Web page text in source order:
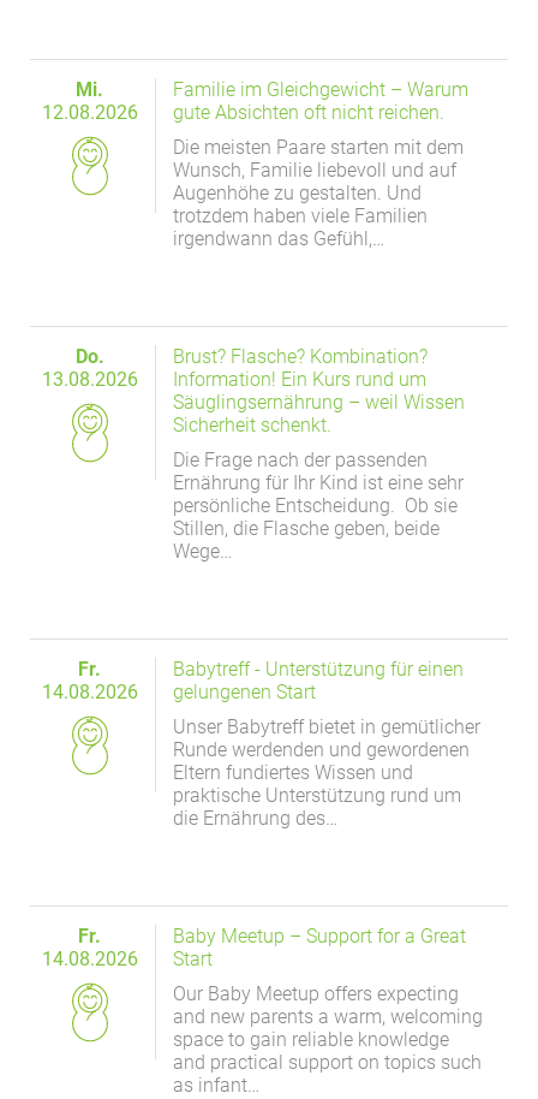
Mi.
12.08.2026
Familie im Gleichgewicht – Warum
gute Absichten oft nicht reichen.
Die meisten Paare starten mit dem
Wunsch, Familie liebevoll und auf
Augenhöhe zu gestalten. Und
trotzdem haben viele Familien
irgendwann das Gefühl,…
Do.
13.08.2026
Brust? Flasche? Kombination?
Information! Ein Kurs rund um
Säuglingsernährung – weil Wissen
Sicherheit schenkt.
Die Frage nach der passenden
Ernährung für Ihr Kind ist eine sehr
persönliche Entscheidung. Ob sie
Stillen, die Flasche geben, beide
Wege…
Fr.
14.08.2026
Babytreff - Unterstützung für einen
gelungenen Start
Unser Babytreff bietet in gemütlicher
Runde werdenden und gewordenen
Eltern fundiertes Wissen und
praktische Unterstützung rund um
die Ernährung des…
Fr.
14.08.2026
Baby Meetup – Support for a Great
Start
Our Baby Meetup offers expecting
and new parents a warm, welcoming
space to gain reliable knowledge
and practical support on topics such
as infant…